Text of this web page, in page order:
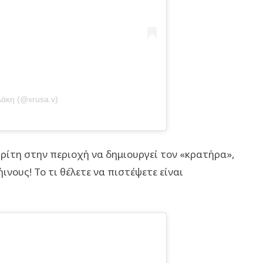
(@xrusa.v)
στην περιοχή να δημιουργεί τον «κρατήρα»,
Το τι θέλετε να πιστέψετε είναι